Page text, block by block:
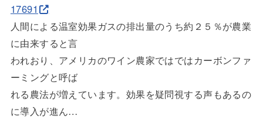
17691
人間による温室効果ガスの排出量のうち約２５％が農業
に由来すると言
われおり、アメリカのワイン農家ではではカーボンファ
ーミングと呼ば
れる農法が増えています。効果を疑問視する声もあるの
に導入が進ん…